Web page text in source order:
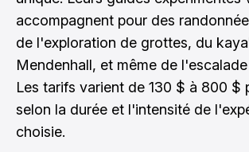
accompagnent pour des
de l'exploration de grottes, du
Mendenhall, et même de
Les tarifs varient de 130 $ à 800 $
selon la durée et l'intensité de
choisie.